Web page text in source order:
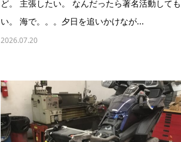
ど。 主張したい。 なんだったら著名活動して
い。 海で。。。夕日を追いかけなが...
2026.07.20